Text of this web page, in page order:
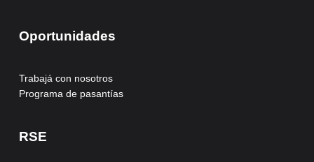
Oportunidades
Trabajá con nosotros
Programa de pasantías
RSE